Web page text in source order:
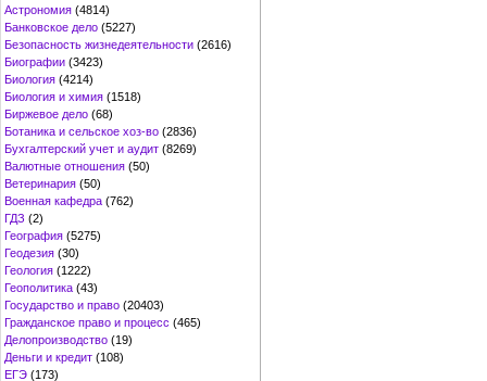
Астрономия (4814)
Банковское дело (5227)
Безопасность жизнедеятельности (2616)
Биографии (3423)
Биология (4214)
Биология и химия (1518)
Биржевое дело (68)
Ботаника и сельское хоз-во (2836)
Бухгалтерский учет и аудит (8269)
Валютные отношения (50)
Ветеринария (50)
Военная кафедра (762)
ГДЗ (2)
География (5275)
Геодезия (30)
Геология (1222)
Геополитика (43)
Государство и право (20403)
Гражданское право и процесс (465)
Делопроизводство (19)
Деньги и кредит (108)
ЕГЭ (173)